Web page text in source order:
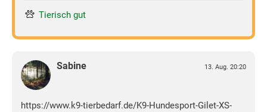
Tierisch gut
Sabine 13. Aug. 20:20
https://www.k9-tierbedarf.de/K9-Hundesport-Gilet-XS-